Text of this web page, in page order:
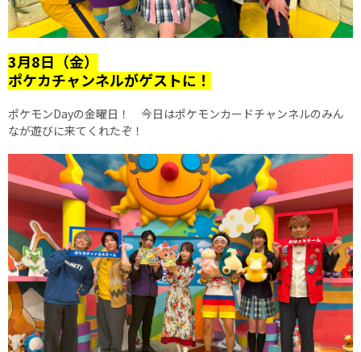
3月8日（金）
ポケカチャンネルがゲストに！
ポケモンDayの金曜日！ 今日はポケモンカードチャンネルのみん
なが遊びに来てくれたぞ！